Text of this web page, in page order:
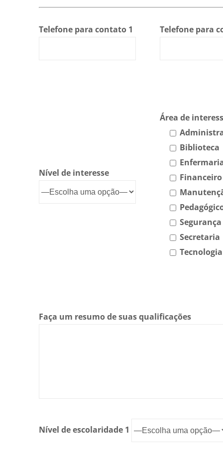
Telefone para contato 1 Telefone para
Nível de interesse
Área de
Biblioteca
Financeiro
Segurança
Secretaria
Tecnologia
Faça um resumo de suas qualificações
Nível de escolaridade 1